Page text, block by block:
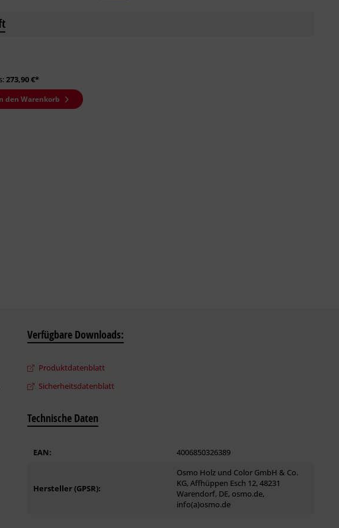
273,90€*
den Warenkorb
Verfügbare Downloads:
Produktdatenblatt
Sicherheitsdatenblatt
Technische Daten
EAN: 4006850326389
Hersteller (GPSR):
Osmo Holz und Color GmbH & Co.
KG, Affhüppen Esch 12, 48231
Warendorf, DE, osmo.de,
info(a)osmo.de